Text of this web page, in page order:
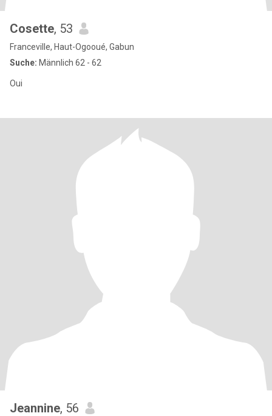
Cosette, 53
Franceville, Haut-Ogooué, Gabun
Suche: Männlich 62 - 62
Oui
Jeannine, 56